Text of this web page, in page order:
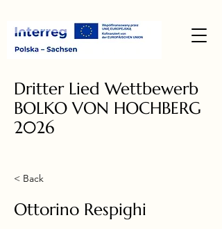
Dritter Lied Wettbewerb
BOLKO VON HOCHBERG
2026
< Back
Ottorino Respighi